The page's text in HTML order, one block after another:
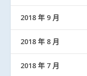
2018 年 9 月
2018 年 8 月
2018 年 7 月